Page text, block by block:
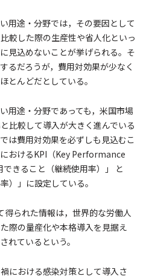
用途・分野では，その要因として
較した際の生産性や省人化といっ
見込めないことが挙げられる。そ
るだろうが，費用対効果が少なく
とんどだとしている。
用途・分野であっても，米国市場
比較して導入が大きく進んでいる
は費用対効果を必ずしも見込むこ
おけるKPI（Key Performance
きること（継続使用率）」 と
）」に設定している。
得られた情報は，世界的な労働人
際の量産化や本格導入を見据え
れているという。
における感染対策として導入さ